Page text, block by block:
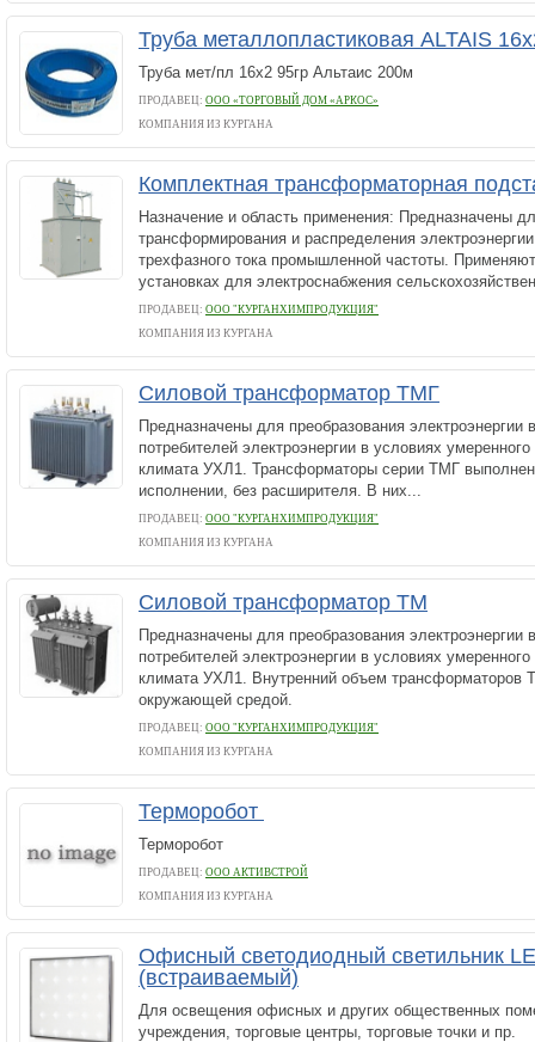
Труба металлопластиковая ALTAIS
Труба мет/пл 16х2 95гр Альтаис 200м
ПРОДАВЕЦ: ООО «ТОРГОВЫЙ ДОМ «АРКОС»
КОМПАНИЯ ИЗ КУРГАНА
Комплектная трансформаторная
Назначение и область применения: Предназначены
трансформирования и распределения
трехфазного тока промышленной частоты.
установках для электроснабжения
ПРОДАВЕЦ: ООО "КУРГАНХИМПРОДУКЦИЯ"
КОМПАНИЯ ИЗ КУРГАНА
Силовой трансформатор ТМГ
Предназначены для преобразования электроэнергии
потребителей электроэнергии в условиях
климата УХЛ1. Трансформаторы серии ТМГ
исполнении, без расширителя. В них...
ПРОДАВЕЦ: ООО "КУРГАНХИМПРОДУКЦИЯ"
КОМПАНИЯ ИЗ КУРГАНА
Силовой трансформатор ТМ
Предназначены для преобразования электроэнергии
потребителей электроэнергии в условиях
климата УХЛ1. Внутренний объем трансформаторов
окружающей средой.
ПРОДАВЕЦ: ООО "КУРГАНХИМПРОДУКЦИЯ"
КОМПАНИЯ ИЗ КУРГАНА
Терморобот
Терморобот
ПРОДАВЕЦ: ООО АКТИВСТРОЙ
КОМПАНИЯ ИЗ КУРГАНА
Офисный светодиодный светильник
(встраиваемый)
Для освещения офисных и других общественных
учреждения, торговые центры, торговые точки и пр.